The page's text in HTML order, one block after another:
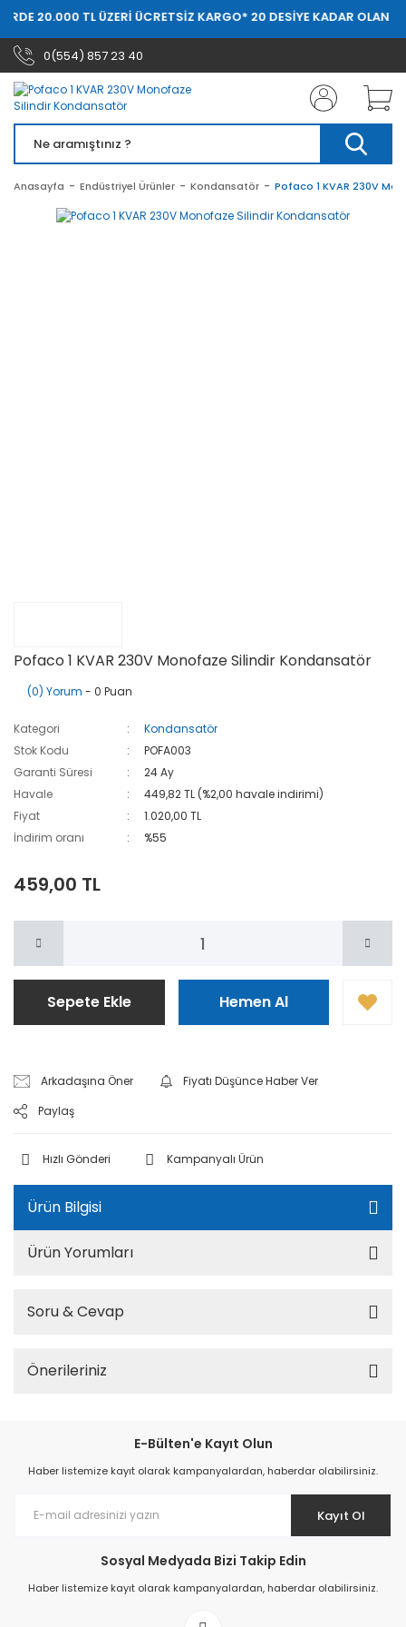
20.000 TL ÜZERİ ÜCRETSİZ KARGO* 20 DESİYE KADAR OLAN
0(554) 857 23 40
Anasayfa Endüstriyel Ürünler Kondansatör Pofaco 1 KVAR 230V
Pofaco 1 KVAR 230V Monofaze Silindir Kondansatör
(0) Yorum - 0 Puan
Kategori
Kondansatör
Stok Kodu
POFA003
Garanti Süresi
24 Ay
Havale
449,82 TL (%2,00 havale indirimi)
Fiyat
1.020,00 TL
İndirim oranı
%55
459,00 TL
Sepete Ekle Hemen Al
Arkadaşına Öner
Fiyatı Düşünce Haber Ver
Paylaş
Hızlı Gönderi Kampanyalı Ürün
Ürün Bilgisi
Ürün Yorumları
Soru & Cevap
Önerileriniz
E-Bülten'e Kayıt Olun
Haber listemize kayıt olarak kampanyalardan, haberdar olabilirsiniz.
Kayıt Ol
Sosyal Medyada Bizi Takip Edin
Haber listemize kayıt olarak kampanyalardan, haberdar olabilirsiniz.